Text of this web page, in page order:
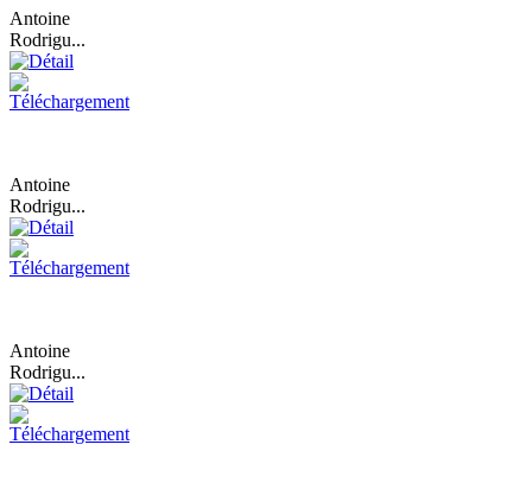
Antoine
Rodrigu...
Antoine
Rodrigu...
Antoine
Rodrigu...